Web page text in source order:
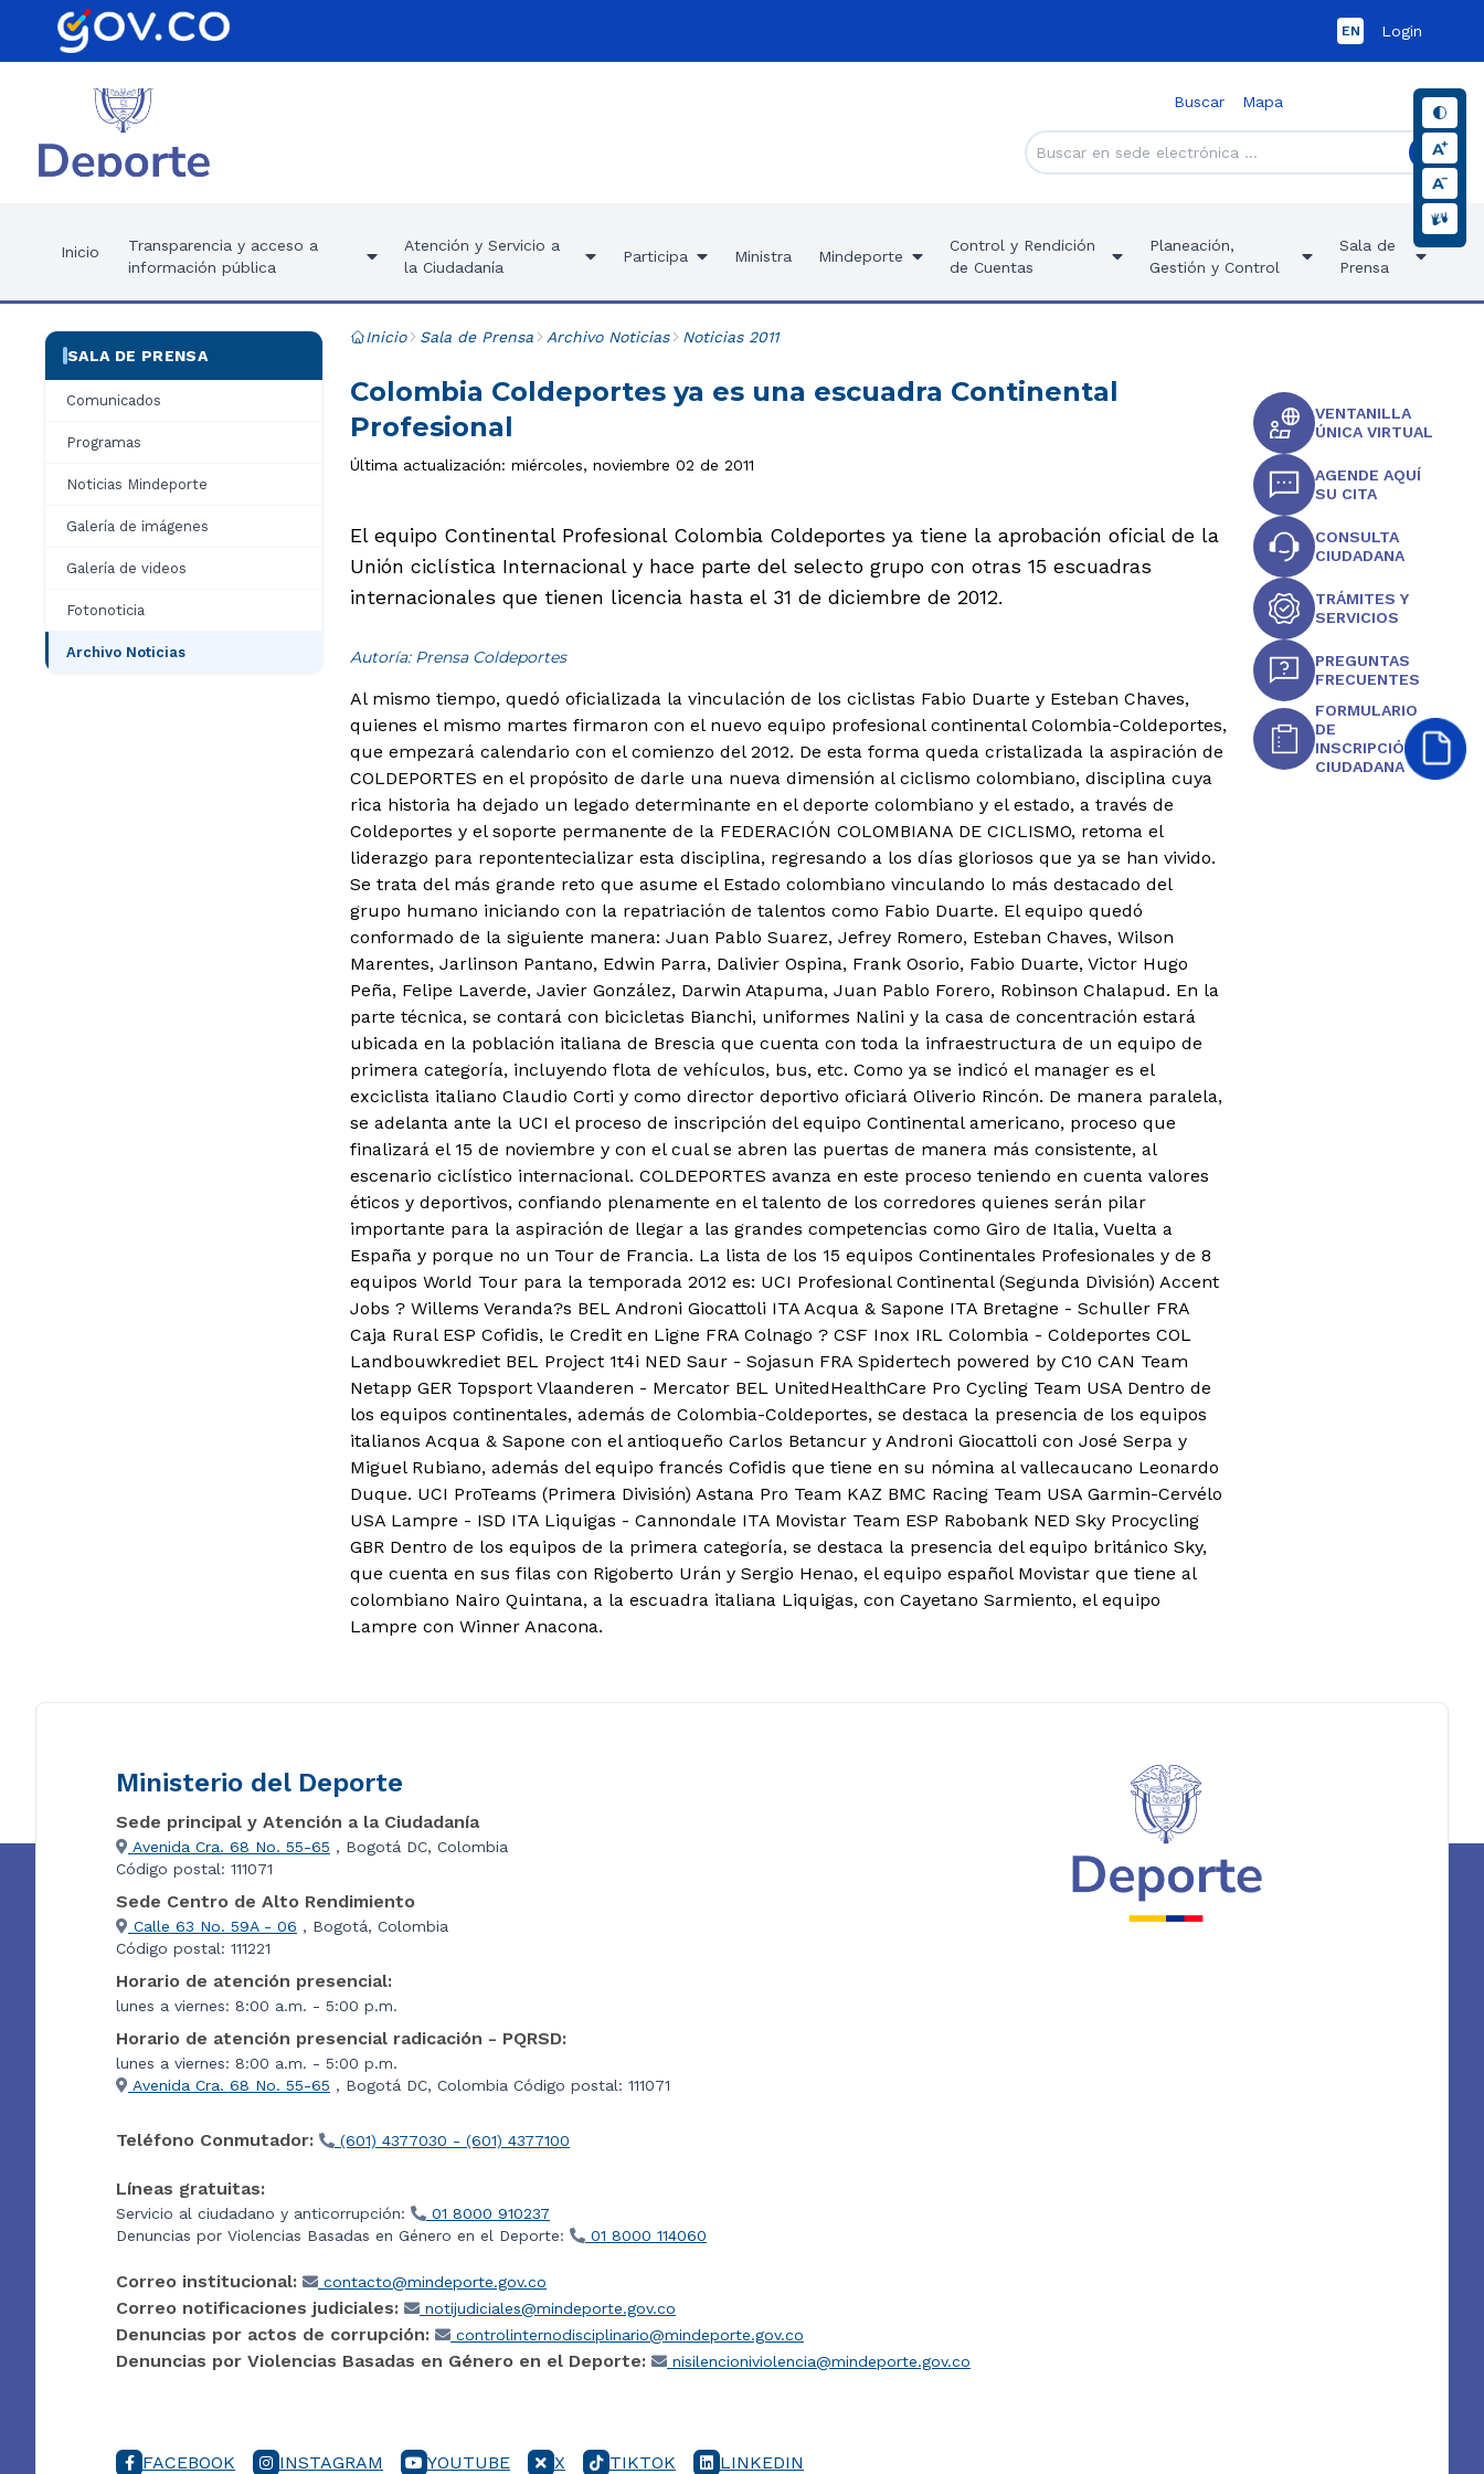
EN Login
Buscar Mapa
Inicio
Transparencia y acceso a
información pública
Atención y Servicio a
la Ciudadanía
Participa Ministra Mindeporte
Control y Rendición
de Cuentas
Planeación,
Gestión y Control
Sala de
Prensa
SALA DE PRENSA
Comunicados
Programas
Noticias Mindeporte
Galería de imágenes
Galería de videos
Fotonoticia
Archivo Noticias
Inicio Sala de Prensa Archivo Noticias Noticias 2011
Colombia Coldeportes ya es una escuadra Continental
Profesional
Última actualización: miércoles, noviembre 02 de 2011
El equipo Continental Profesional Colombia Coldeportes ya tiene la aprobación oficial de la
Unión ciclística Internacional y hace parte del selecto grupo con otras 15 escuadras
internacionales que tienen licencia hasta el 31 de diciembre de 2012.
Autoría: Prensa Coldeportes
Al mismo tiempo, quedó oficializada la vinculación de los ciclistas Fabio Duarte y Esteban Chaves,
quienes el mismo martes firmaron con el nuevo equipo profesional continental Colombia-Coldeportes,
que empezará calendario con el comienzo del 2012. De esta forma queda cristalizada la aspiración de
COLDEPORTES en el propósito de darle una nueva dimensión al ciclismo colombiano, disciplina cuya
rica historia ha dejado un legado determinante en el deporte colombiano y el estado, a través de
Coldeportes y el soporte permanente de la FEDERACIÓN COLOMBIANA DE CICLISMO, retoma el
liderazgo para repontentecializar esta disciplina, regresando a los días gloriosos que ya se han vivido.
Se trata del más grande reto que asume el Estado colombiano vinculando lo más destacado del
grupo humano iniciando con la repatriación de talentos como Fabio Duarte. El equipo quedó
conformado de la siguiente manera: Juan Pablo Suarez, Jefrey Romero, Esteban Chaves, Wilson
Marentes, Jarlinson Pantano, Edwin Parra, Dalivier Ospina, Frank Osorio, Fabio Duarte, Victor Hugo
Peña, Felipe Laverde, Javier González, Darwin Atapuma, Juan Pablo Forero, Robinson Chalapud. En la
parte técnica, se contará con bicicletas Bianchi, uniformes Nalini y la casa de concentración estará
ubicada en la población italiana de Brescia que cuenta con toda la infraestructura de un equipo de
primera categoría, incluyendo flota de vehículos, bus, etc. Como ya se indicó el manager es el
exciclista italiano Claudio Corti y como director deportivo oficiará Oliverio Rincón. De manera paralela,
se adelanta ante la UCI el proceso de inscripción del equipo Continental americano, proceso que
finalizará el 15 de noviembre y con el cual se abren las puertas de manera más consistente, al
escenario ciclístico internacional. COLDEPORTES avanza en este proceso teniendo en cuenta valores
éticos y deportivos, confiando plenamente en el talento de los corredores quienes serán pilar
importante para la aspiración de llegar a las grandes competencias como Giro de Italia, Vuelta a
España y porque no un Tour de Francia. La lista de los 15 equipos Continentales Profesionales y de 8
equipos World Tour para la temporada 2012 es: UCI Profesional Continental (Segunda División) Accent
Jobs ? Willems Veranda?s BEL Androni Giocattoli ITA Acqua & Sapone ITA Bretagne - Schuller FRA
Caja Rural ESP Cofidis, le Credit en Ligne FRA Colnago ? CSF Inox IRL Colombia - Coldeportes COL
Landbouwkrediet BEL Project 1t4i NED Saur - Sojasun FRA Spidertech powered by C10 CAN Team
Netapp GER Topsport Vlaanderen - Mercator BEL UnitedHealthCare Pro Cycling Team USA Dentro de
los equipos continentales, además de Colombia-Coldeportes, se destaca la presencia de los equipos
italianos Acqua & Sapone con el antioqueño Carlos Betancur y Androni Giocattoli con José Serpa y
Miguel Rubiano, además del equipo francés Cofidis que tiene en su nómina al vallecaucano Leonardo
Duque. UCI ProTeams (Primera División) Astana Pro Team KAZ BMC Racing Team USA Garmin-Cervélo
USA Lampre - ISD ITA Liquigas - Cannondale ITA Movistar Team ESP Rabobank NED Sky Procycling
GBR Dentro de los equipos de la primera categoría, se destaca la presencia del equipo británico Sky,
que cuenta en sus filas con Rigoberto Urán y Sergio Henao, el equipo español Movistar que tiene al
colombiano Nairo Quintana, a la escuadra italiana Liquigas, con Cayetano Sarmiento, el equipo
Lampre con Winner Anacona.
VENTANILLA
ÚNICA VIRTUAL
AGENDE AQUÍ
SU CITA
CONSULTA
CIUDADANA
TRÁMITES Y
SERVICIOS
PREGUNTAS
FRECUENTES
FORMULARIO
DE
INSCRIPCIÓN
CIUDADANA
Ministerio del Deporte
Sede principal y Atención a la Ciudadanía
Avenida Cra. 68 No. 55-65 , Bogotá DC, Colombia
Código postal: 111071
Sede Centro de Alto Rendimiento
Calle 63 No. 59A - 06 , Bogotá, Colombia
Código postal: 111221
Horario de atención presencial:
lunes a viernes: 8:00 a.m. - 5:00 p.m.
Horario de atención presencial radicación - PQRSD:
lunes a viernes: 8:00 a.m. - 5:00 p.m.
Avenida Cra. 68 No. 55-65 , Bogotá DC, Colombia Código postal: 111071
Teléfono Conmutador: (601) 4377030 - (601) 4377100
Líneas gratuitas:
Servicio al ciudadano y anticorrupción:
01 8000 910237
Denuncias por Violencias Basadas en Género en el Deporte:
01 8000 114060
Correo institucional: contacto@mindeporte.gov.co
Correo notificaciones judiciales: notijudiciales@mindeporte.gov.co
Denuncias por actos de corrupción: controlinternodisciplinario@mindeporte.gov.co
Denuncias por Violencias Basadas en Género en el Deporte: nisilencioniviolencia@mindeporte.gov.co
FACEBOOK INSTAGRAM YOUTUBE X TIKTOK LINKEDIN